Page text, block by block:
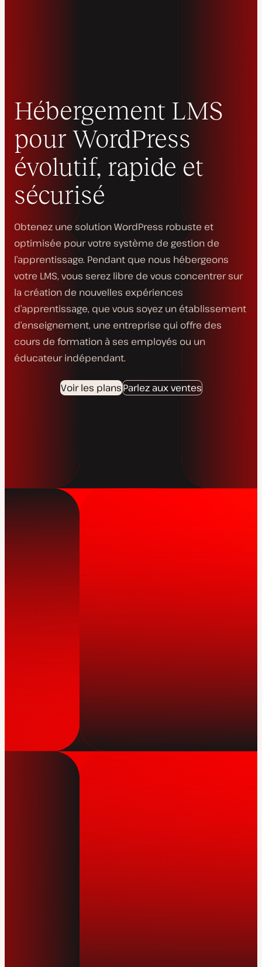
Hébergement LMS
pour WordPress
évolutif, rapide et
sécurisé
Obtenez une solution WordPress robuste et
optimisée pour votre système de gestion de
l’apprentissage. Pendant que nous hébergeons
votre LMS, vous serez libre de vous concentrer sur
la création de nouvelles expériences
d’apprentissage, que vous soyez un établissement
d’enseignement, une entreprise qui offre des
cours de formation à ses employés ou un
éducateur indépendant.
Voir les plansParlez aux ventes